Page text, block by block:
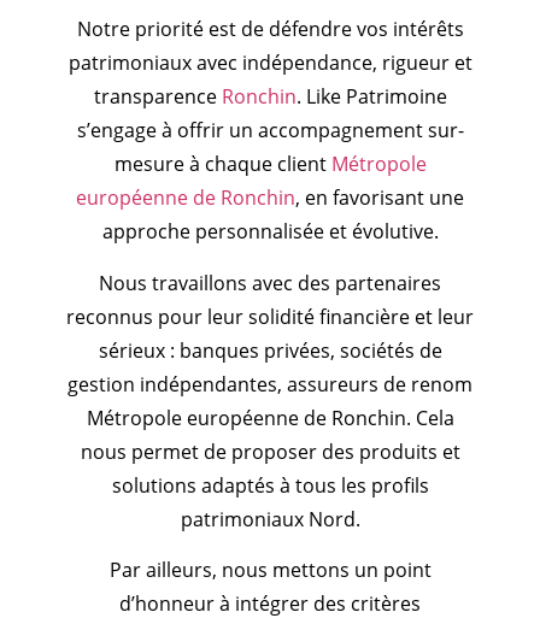
Notre priorité est de défendre vos intérêts
patrimoniaux avec indépendance, rigueur et
transparence Ronchin. Like Patrimoine
s’engage à offrir un accompagnement sur-
mesure à chaque client Métropole
européenne de Ronchin, en favorisant une
approche personnalisée et évolutive.
Nous travaillons avec des partenaires
reconnus pour leur solidité financière et leur
sérieux : banques privées, sociétés de
gestion indépendantes, assureurs de renom
Métropole européenne de Ronchin. Cela
nous permet de proposer des produits et
solutions adaptés à tous les profils
patrimoniaux Nord.
Par ailleurs, nous mettons un point
d’honneur à intégrer des critères